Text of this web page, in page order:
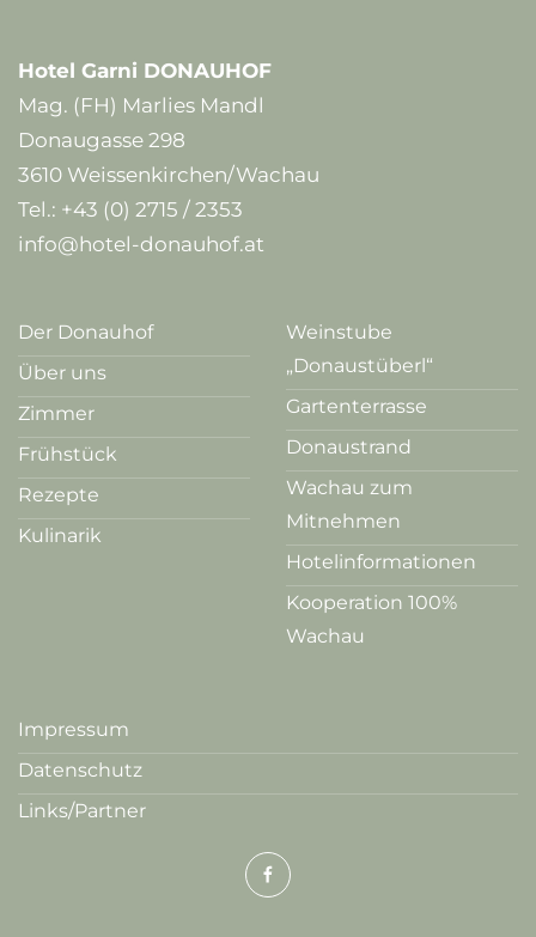
Hotel Garni DONAUHOF
Mag. (FH) Marlies Mandl
Donaugasse 298
3610 Weissenkirchen/Wachau
Tel.: +43 (0) 2715 / 2353
info@hotel-donauhof.at
Der Donauhof
Über uns
Zimmer
Frühstück
Rezepte
Kulinarik
Weinstube
„Donaustüberl“
Gartenterrasse
Donaustrand
Wachau zum
Mitnehmen
Hotelinformationen
Kooperation 100%
Wachau
Impressum
Datenschutz
Links/Partner